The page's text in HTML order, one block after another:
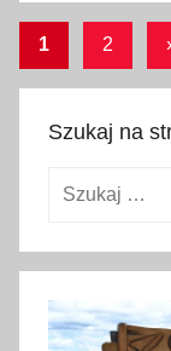
k
w
i
2
0
1
wpisów
1 2
Szukaj na
Szukaj: